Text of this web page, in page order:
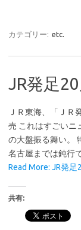
カテゴリー: etc.
JR発足
ＪＲ東海、「ＪＲ
売 これはすごいニ
の大盤振る舞い。
名古屋までは鈍行
Read More: JR発
共有: